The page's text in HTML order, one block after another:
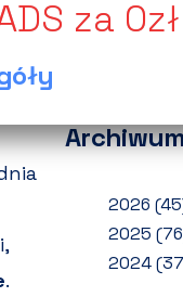
.
Jak
2026
2025
2024